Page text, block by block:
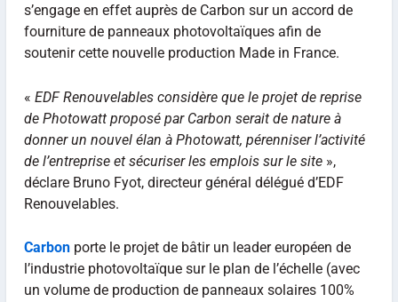
s’engage en effet auprès de Carbon sur un accord de
fourniture de panneaux photovoltaïques afin de
soutenir cette nouvelle production Made in France.
« EDF Renouvelables considère que le projet de reprise
de Photowatt proposé par Carbon serait de nature à
donner un nouvel élan à Photowatt, pérenniser l’activité
de l’entreprise et sécuriser les emplois sur le site»,
déclare Bruno Fyot, directeur général délégué d’EDF
Renouvelables.
Carbon porte le projet de bâtir un leader européen de
l’industrie photovoltaïque sur le plan de l’échelle (avec
un volume de production de panneaux solaires 100%